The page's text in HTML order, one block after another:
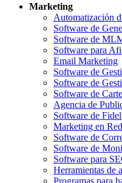
Marketing
Automatización
Software de
Software de
Software para
Email Marketing
Software de
Software de
Software de
Agencia de
Software de
Marketing en
Software de
Software de
Software para
Herramientas de
Programas para